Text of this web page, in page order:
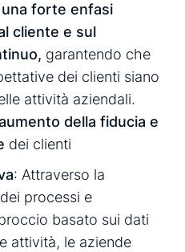
una forte enfasi
cliente e sul
garantendo che
dei clienti siano
attività aziendali.
della fiducia e
dei clienti
: Attraverso la
processi e
basato sui dati
attività, le aziende